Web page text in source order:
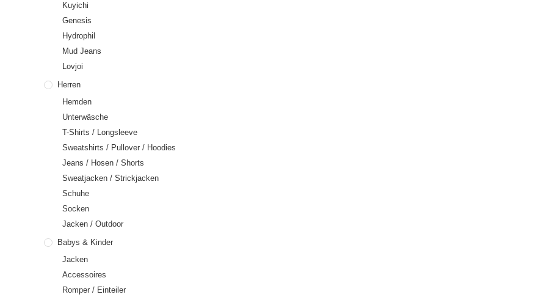
Kuyichi
Genesis
Hydrophil
Mud Jeans
Lovjoi
Herren
Hemden
Unterwäsche
T-Shirts / Longsleeve
Sweatshirts / Pullover / Hoodies
Jeans / Hosen / Shorts
Sweatjacken / Strickjacken
Schuhe
Socken
Jacken / Outdoor
Babys & Kinder
Jacken
Accessoires
Romper / Einteiler